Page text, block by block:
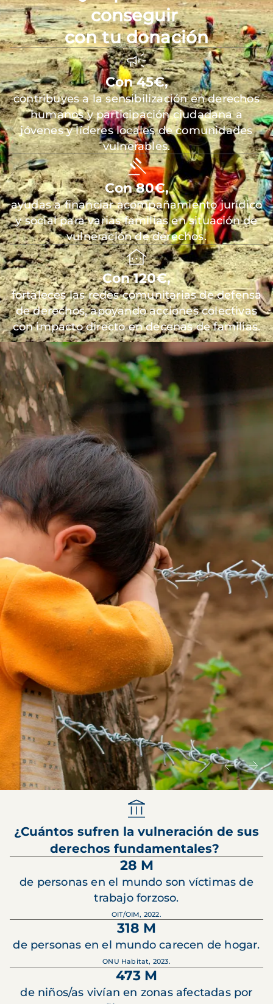
conseguir
con tu donación
Con 45€,
contribuyes a la sensibilización en derechos
humanos y participación ciudadana a
jóvenes y líderes locales de comunidades
vulnerables.
Con 80€,
ayudas a financiar acompañamiento jurídico
y social para varias familias en situación de
vulneración de derechos.
Con 120€,
fortaleces las redes comunitarias de defensa
de derechos, apoyando acciones colectivas
con impacto directo en decenas de familias.
¿Cuántos sufren la vulneración de sus
derechos fundamentales?
28 M
de personas en el mundo son víctimas de
trabajo forzoso.
OIT/OIM, 2022.
318 M
de personas en el mundo carecen de hogar.
ONU Habitat, 2023.
473 M
de niños/as vivían en zonas afectadas por